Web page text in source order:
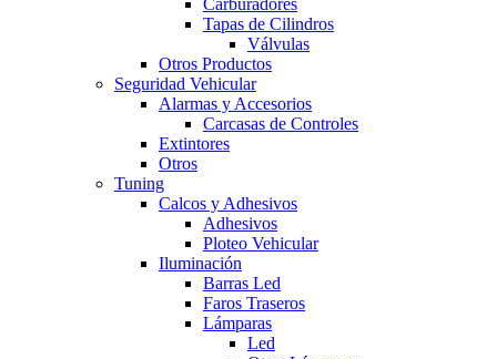
Tapas de Cilindros
Válvulas
Otros Productos
Seguridad Vehicular
Alarmas y Accesorios
Carcasas de Controles
Extintores
Otros
Tuning
Calcos y Adhesivos
Adhesivos
Ploteo Vehicular
Iluminación
Barras Led
Faros Traseros
Lámparas
Led